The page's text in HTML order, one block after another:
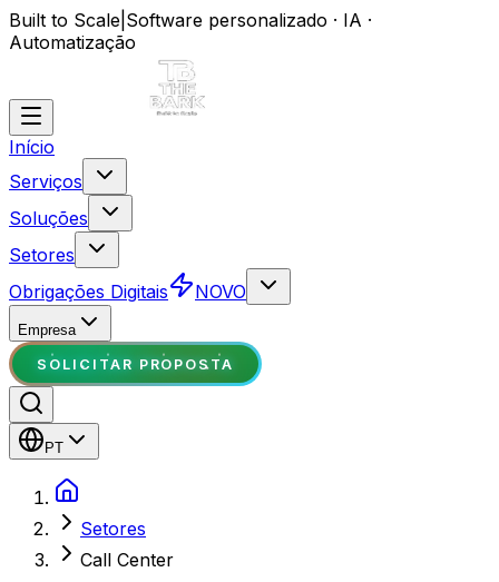
Built to Scale Software personalizado · IA ·
Automatização
Início
Serviços
Soluções
Setores
Obrigações Digitais
NOVO
Empresa
SOLICITAR PROPOSTA
PT
Setores
Call Center